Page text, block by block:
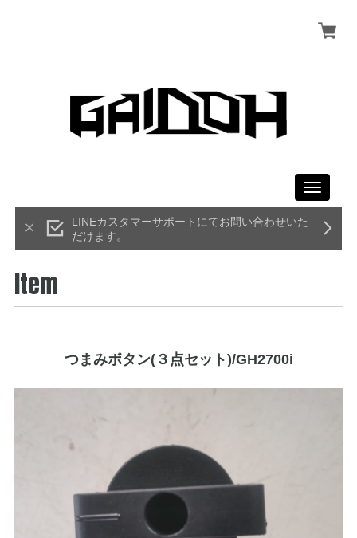
Toggle
LINEカスタマーサポートにてお問い合わせいた
だけます。
Item
つまみボタン(３点セット)/GH2700i